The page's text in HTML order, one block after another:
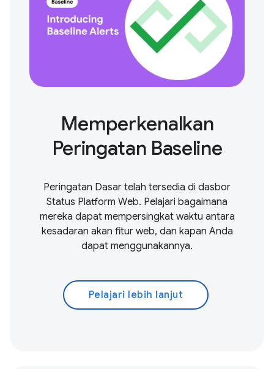
Memperkenalkan
Peringatan Baseline
Peringatan Dasar telah tersedia di dasbor
Status Platform Web. Pelajari bagaimana
mereka dapat mempersingkat waktu antara
kesadaran akan fitur web, dan kapan Anda
dapat menggunakannya.
Pelajari lebih lanjut